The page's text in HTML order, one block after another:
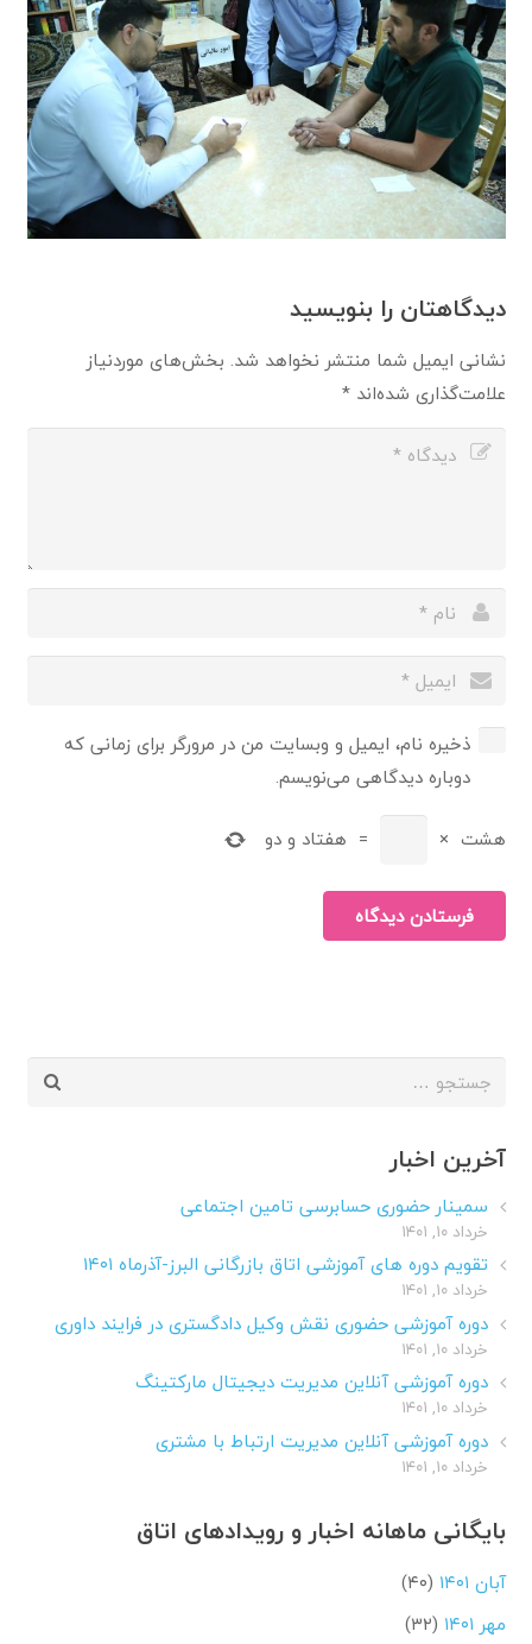
دیدگاهتان را بنویسید
نشانی ایمیل شما منتشر نخواهد شد. بخش‌های موردنیاز
علامت‌گذاری شده‌اند*
ذخیره نام، ایمیل و وبسایت من در مرورگر برای زمانی که
دوباره دیدگاهی می‌نویسم.
هشت ×
= هفتاد و دو
فرستادن دیدگاه
جستجو
آخرین اخبار
سمینار حضوری حسابرسی تامین اجتماعی
خرداد ۱۰, ۱۴۰۱
تقویم دوره های آموزشی اتاق بازرگانی البرز-آذرماه ۱۴۰۱
خرداد ۱۰, ۱۴۰۱
دوره آموزشی حضوری نقش وکیل دادگستری در فرایند داوری
خرداد ۱۰, ۱۴۰۱
دوره آموزشی آنلاین مدیریت دیجیتال مارکتینگ
خرداد ۱۰, ۱۴۰۱
دوره آموزشی آنلاین مدیریت ارتباط با مشتری
خرداد ۱۰, ۱۴۰۱
بایگانی ماهانه اخبار و رویدادهای اتاق
آبان ۱۴۰۱
(۴۰)
مهر ۱۴۰۱
(۳۲)